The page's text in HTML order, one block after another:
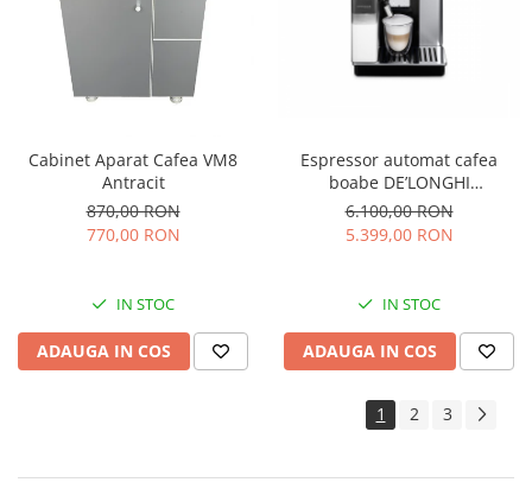
Cabinet Aparat Cafea VM8
Antracit
870,00 RON
770,00 RON
IN STOC
ADAUGA IN COS
Espressor automat cafea
boabe DE’LONGHI
PrimaDonna SOUL ECAM
610.55.SB
6.100,00 RON
5.399,00 RON
IN STOC
ADAUGA IN COS
1 2 3